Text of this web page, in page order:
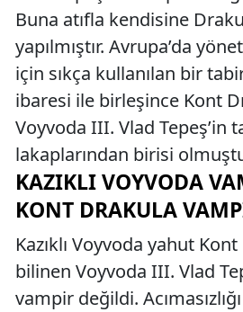
Buna atıfla kendisine
yapılmıştır. Avrupa’da
için sıkça kullanılan bir
ibaresi ile birleşince Kont
Voyvoda III. Vlad Tepeş’in
lakaplarından birisi
KAZIKLI VOYVODA
KONT DRAKULA
Kazıklı Voyvoda yahut
bilinen Voyvoda III. Vlad
vampir değildi.